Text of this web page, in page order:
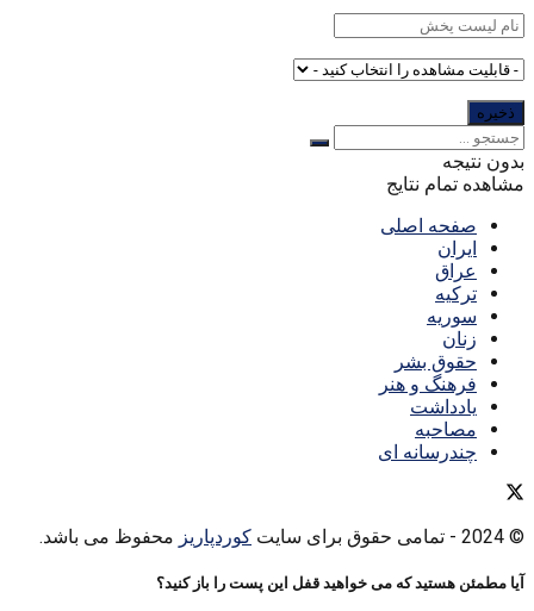
بدون نتیجه
مشاهده تمام نتایج
صفحه اصلی
ایران
عراق
ترکیه
سوریه
زنان
حقوق بشر
فرهنگ و هنر
یادداشت
مصاحبه
چندرسانه ای
© 2024 - تمامی حقوق برای سایت کوردپاریز محفوظ می باشد.
آیا مطمئن هستید که می خواهید قفل این پست را باز کنید؟